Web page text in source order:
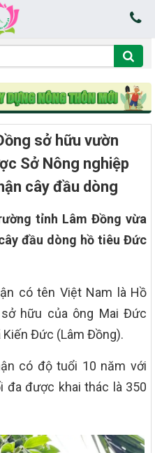
sở hữu vườn
Sở Nông nghiệp
cây đầu dòng
tỉnh Lâm Đồng vừa
đầu dòng hồ tiêu Đức
có tên Việt Nam là Hồ
hữu của ông Mai Đức
Kiến Đức (Lâm Đồng).
có độ tuổi 10 năm với
đa được khai thác là 350